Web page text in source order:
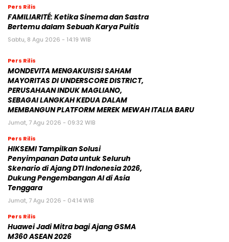
Pers Rilis
FAMILIARITÉ: Ketika Sinema dan Sastra
Bertemu dalam Sebuah Karya Puitis
Sabtu, 8 Agu 2026 - 14:19 WIB
Pers Rilis
MONDEVITA MENGAKUISISI SAHAM
MAYORITAS DI UNDERSCORE DISTRICT,
PERUSAHAAN INDUK MAGLIANO,
SEBAGAI LANGKAH KEDUA DALAM
MEMBANGUN PLATFORM MEREK MEWAH ITALIA BARU
Jumat, 7 Agu 2026 - 09:32 WIB
Pers Rilis
HIKSEMI Tampilkan Solusi
Penyimpanan Data untuk Seluruh
Skenario di Ajang DTI Indonesia 2026,
Dukung Pengembangan AI di Asia
Tenggara
Jumat, 7 Agu 2026 - 04:14 WIB
Pers Rilis
Huawei Jadi Mitra bagi Ajang GSMA
M360 ASEAN 2026